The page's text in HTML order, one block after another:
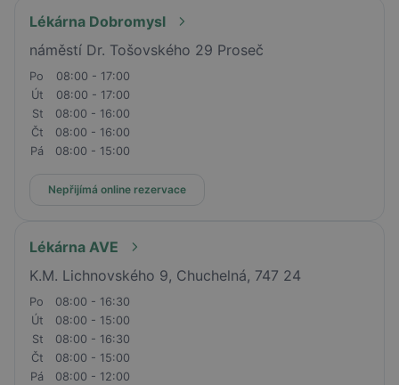
Lékárna Dobromysl
náměstí Dr. Tošovského 29 Proseč
Po
08:00 - 17:00
Út
08:00 - 17:00
St
08:00 - 16:00
Čt
08:00 - 16:00
Pá
08:00 - 15:00
Nepřijímá online rezervace
Lékárna AVE
K.M. Lichnovského 9, Chuchelná, 747 24
Po
08:00 - 16:30
Út
08:00 - 15:00
St
08:00 - 16:30
Čt
08:00 - 15:00
Pá
08:00 - 12:00